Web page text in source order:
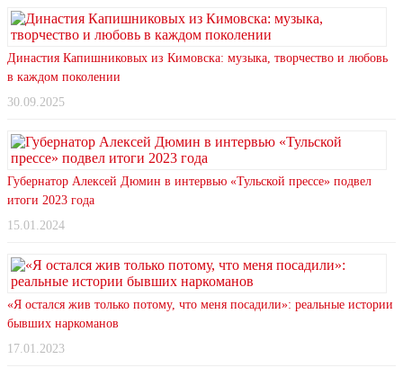
Династия Капишниковых из Кимовска: музыка, творчество и любовь
в каждом поколении
30.09.2025
Губернатор Алексей Дюмин в интервью «Тульской прессе» подвел
итоги 2023 года
15.01.2024
«Я остался жив только потому, что меня посадили»: реальные истории
бывших наркоманов
17.01.2023